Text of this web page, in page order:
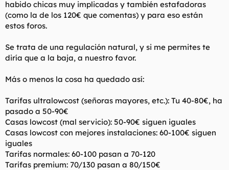
habido chicas muy implicadas y también estafadoras
(como la de los 120€ que comentas) y para eso están
estos foros.
Se trata de una regulación natural, y si me permites te
diría que a la baja, a nuestro favor.
Más o menos la cosa ha quedado así:
Tarifas ultralowcost (señoras mayores, etc.): Tu 40-80€, ha
pasado a 50-90€
Casas lowcost (mal servicio): 50-90€ siguen iguales
Casas lowcost con mejores instalaciones: 60-100€ siguen
iguales
Tarifas normales: 60-100 pasan a 70-120
Tarifas premium: 70/130 pasan a 80/150€